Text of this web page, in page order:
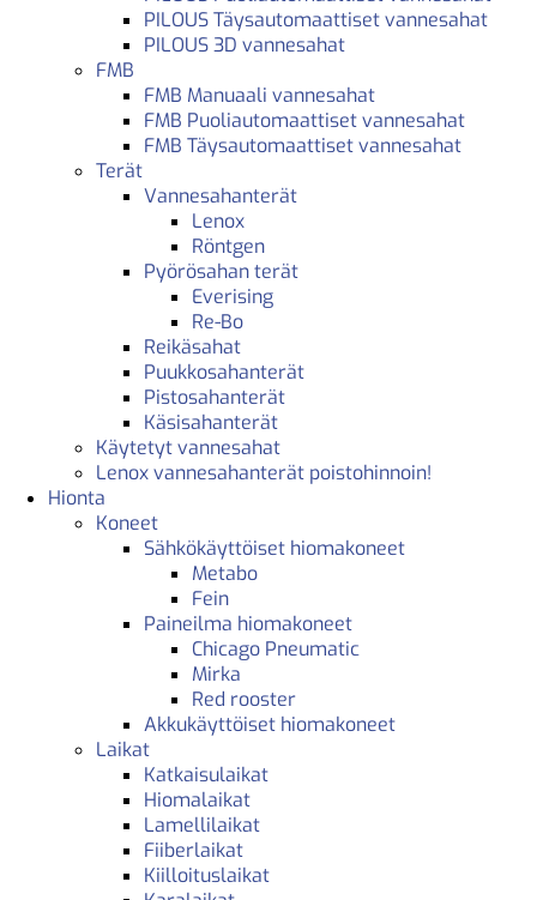
PILOUS Täysautomaattiset vannesahat
PILOUS 3D vannesahat
FMB
FMB Manuaali vannesahat
FMB Puoliautomaattiset vannesahat
FMB Täysautomaattiset vannesahat
Terät
Vannesahanterät
Lenox
Röntgen
Pyörösahan terät
Everising
Re-Bo
Reikäsahat
Puukkosahanterät
Pistosahanterät
Käsisahanterät
Käytetyt vannesahat
Lenox vannesahanterät poistohinnoin!
Hionta
Koneet
Sähkökäyttöiset hiomakoneet
Metabo
Fein
Paineilma hiomakoneet
Chicago Pneumatic
Mirka
Red rooster
Akkukäyttöiset hiomakoneet
Laikat
Katkaisulaikat
Hiomalaikat
Lamellilaikat
Fiiberlaikat
Kiilloituslaikat